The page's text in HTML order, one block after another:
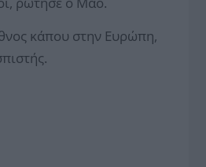
κάπου στην Ευρώπη,